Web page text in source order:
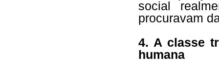
social
procuravam
4. A classe
humana